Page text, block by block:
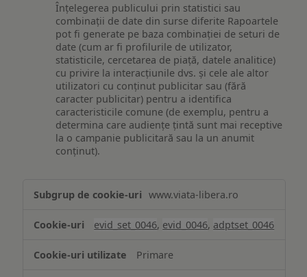
Înțelegerea publicului prin statistici sau
combinații de date din surse diferite Rapoartele
pot fi generate pe baza combinației de seturi de
date (cum ar fi profilurile de utilizator,
statisticile, cercetarea de piață, datele analitice)
cu privire la interacțiunile dvs. și cele ale altor
utilizatori cu conținut publicitar sau (fără
caracter publicitar) pentru a identifica
caracteristicile comune (de exemplu, pentru a
determina care audiențe țintă sunt mai receptive
la o campanie publicitară sau la un anumit
conținut).
www.viata-libera.ro
evid_set_0046, evid_0046, adptset_0046
Primare